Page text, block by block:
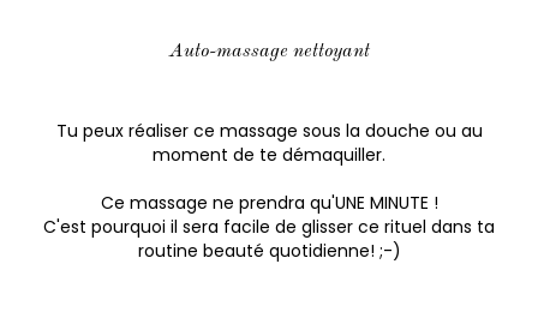
Auto-massage nettoyant
Tu peux réaliser ce massage sous la douche ou au
moment de te démaquiller.
Ce massage ne prendra qu'UNE MINUTE !
C'est pourquoi il sera facile de glisser ce rituel dans ta
routine beauté quotidienne! ;-)